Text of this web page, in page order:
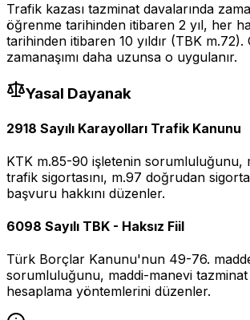
Trafik kazası tazminat davalarında
öğrenme tarihinden itibaren 2 yıl, her
tarihinden itibaren 10 yıldır (TBK m.72).
zamanaşımı daha uzunsa o uygulanır.
Yasal Dayanak
2918 Sayılı Karayolları Trafik Kanunu
KTK m.85-90 işletenin sorumluluğunu,
trafik sigortasını, m.97 doğrudan
başvuru hakkını düzenler.
6098 Sayılı TBK - Haksız Fiil
Türk Borçlar Kanunu'nun 49-76.
sorumluluğunu, maddi-manevi tazminat
hesaplama yöntemlerini düzenler.